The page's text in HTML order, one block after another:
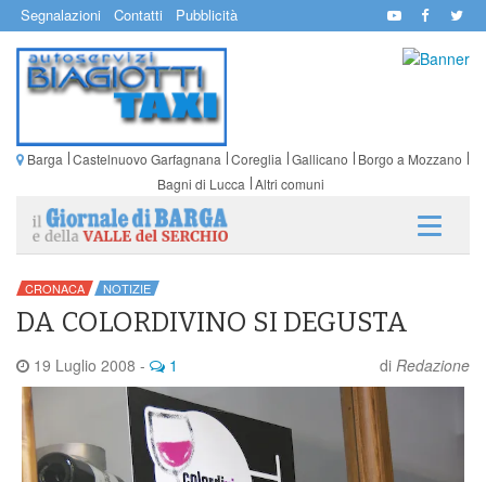
Segnalazioni Contatti Pubblicità
Barga Castelnuovo Garfagnana Coreglia Gallicano
Borgo a Mozzano
Bagni di Lucca Altri comuni
CRONACA NOTIZIE
DA COLORDIVINO SI DEGUSTA
19 Luglio 2008 - 1 di Redazione